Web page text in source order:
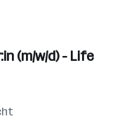
(m/w/d) - Life